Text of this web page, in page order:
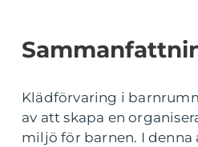
Klädförvaring i
av att skapa en
miljö för barnen. I denna